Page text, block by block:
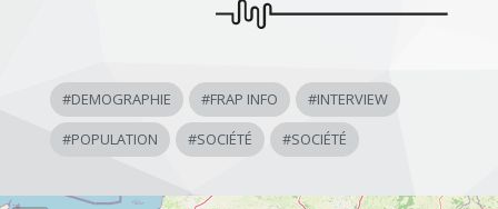
#DEMOGRAPHIE #FRAP INFO #INTERVIEW
#POPULATION #SOCIÉTÉ #SOCIÉTÉ